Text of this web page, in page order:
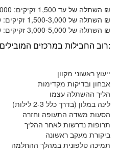
השתלה של עד 1,500 זקיקים: 7,000-9,000 ₪
השתלה של 1,500-3,000 זקיקים: 10,000-12,000 ₪
השתלה של 3,000-5,000 זקיקים: 13,000-15,000 ₪
רוב החבילות במרכזים המובילים כוללות מעבר להליך עצמו:
ייעוץ ראשוני מקוון
אבחון ובדיקות מקדימות
הליך ההשתלה עצמו
לינה במלון (בדרך כלל 2-3 לילות)
הסעות משדה התעופה וחזרה
תרופות נדרשות לאחר ההליך
ביקורת מעקב ראשונה
תמיכה טלפונית במהלך ההחלמה